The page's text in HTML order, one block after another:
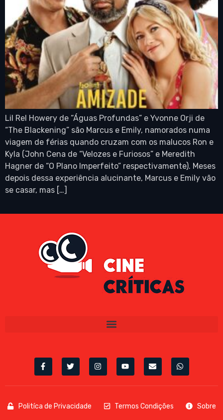
Lil Rel Howery de “Águas Profundas” e Yvonne Orji de
“The Blackening” são Marcus e Emily, namorados numa
viagem de férias quando cruzam com os malucos Ron e
Kyla (John Cena de “Velozes e Furiosos” e Meredith
Hagner de “O Plano Imperfeito” respectivamente). Meses
depois dessa experiência alucinante, Marcus e Emily vão
se casar, mas […]
Politíca de Privacidade Termos Condições Sobre